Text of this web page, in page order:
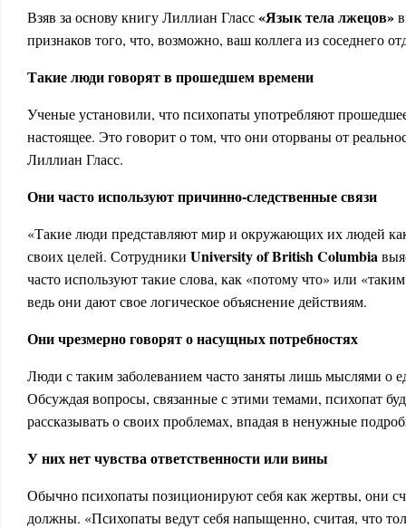
Взяв за основу книгу Лиллиан Гласс«Язык тела лжецов»
признаков того, что, возможно, ваш коллега из соседнего
Такие люди говорят в прошедшем времени
Ученые установили, что психопаты употребляют
настоящее. Это говорит о том, что они оторваны от
Лиллиан Гласс.
Они часто используют причинно-следственные связи
«Такие люди представляют мир и окружающих их людей
своих целей. Сотрудники University of British Columbia
часто используют такие слова, как «потому что» или
ведь они дают свое логическое объяснение действиям.
Они чрезмерно говорят о насущных потребностях
Люди с таким заболеванием часто заняты лишь мыслями о
Обсуждая вопросы, связанные с этими темами, психопат
рассказывать о своих проблемах, впадая в ненужные
У них нет чувства ответственности или вины
Обычно психопаты позиционируют себя как жертвы, они
должны. «Психопаты ведут себя напыщенно, считая, что